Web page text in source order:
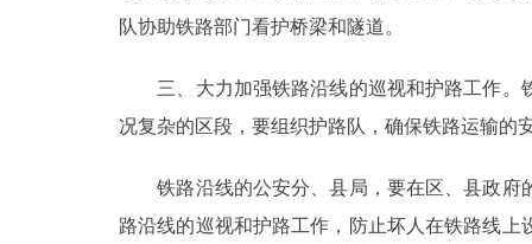
队协助铁路部门看护桥梁和隧道。
三、大力加强铁路沿线的巡视和护路工作。
况复杂的区段，要组织护路队，确保铁路运输的
铁路沿线的公安分、县局，要在区、县政府
路沿线的巡视和护路工作，防止坏人在铁路线